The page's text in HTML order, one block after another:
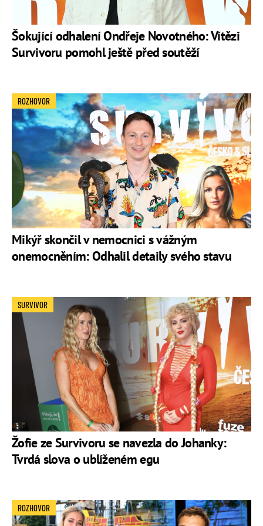
Kristina Alexandra
Hrbková
2. Lukáš Švec
Šokující odhalení Ondřeje Novotného: Vítězi
Survivoru pomohl ještě před soutěží
Mikýř skončil v nemocnici s vážným
onemocněním: Odhalil detaily svého stavu
ROZHOVOR
Žofie ze Survivoru se navezla do Johanky:
Tvrdá slova o ublíženém egu
SURVIVOR
ROZHOVOR